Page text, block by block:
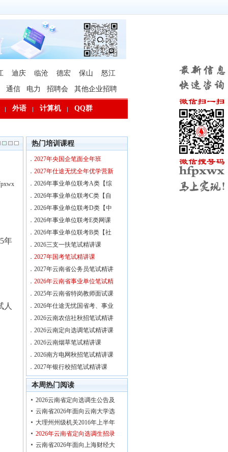
迪庆 临沧 德宏 保山 怒江
通信 电力 招聘会 其他企业招聘
外语 计算机 QQ群
年
人
热门培训课程
． 2027年央国企笔面全年班
． 2027年仕途无忧全年优学营新
． 2026年事业单位联考A类【综
． 2026年事业单位联考C类【自
． 2026年事业单位联考D类【中
． 2026年事业单位联考E类网课
． 2026年事业单位联考B类【社
． 2026三支一扶笔试精讲课
． 2027年国考笔试精讲课
． 2027年云南省公务员笔试精讲
． 2026年云南省事业单位笔试精
． 2025年云南省特岗教师面试课
． 2026年仕途无忧国省考、事业
． 2026云南农信社秋招笔试精讲
． 2026云南定向选调笔试精讲课
． 2026云南烟草笔试精讲课
． 2026南方电网秋招笔试精讲课
． 2027年银行校招笔试精讲课
本周热门阅读
2026云南省定向选调生公告及
云南省2026年面向云南大学选
大理州州级机关2016年上半年
2026年云南省定向选调生招录
云南省2026年面向上海财经大